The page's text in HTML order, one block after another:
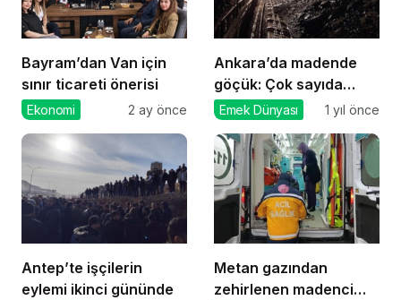
Bayram’dan Van için
sınır ticareti önerisi
Ekonomi 2 ay önce
Ankara’da madende
göçük: Çok sayıda
yaralı var
Emek Dünyası 1 yıl önce
Antep’te işçilerin
eylemi ikinci gününde
Metan gazından
zehirlenen madenci